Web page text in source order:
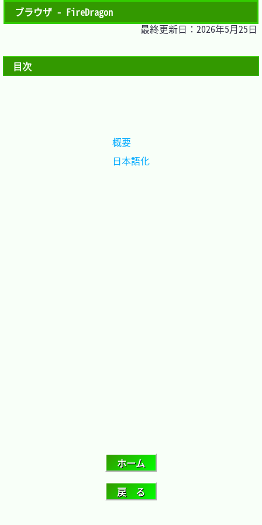
ブラウザ - FireDragon
最終更新日：2026年5月25日
目次
日本語化